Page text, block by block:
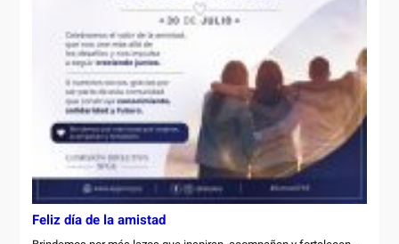
Feliz día de la amistad